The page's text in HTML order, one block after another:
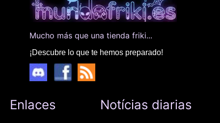
Mucho más que una tienda friki...
¡Descubre lo que te hemos preparado!
Enlaces Notícias diarias